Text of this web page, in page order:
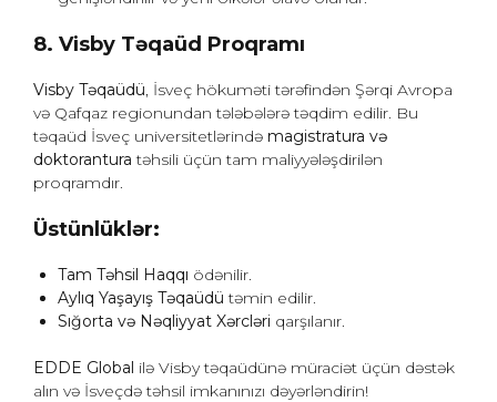
8. Visby Təqaüd Proqramı
Visby Təqaüdü, İsveç hökuməti tərəfindən Şərqi Avropa
və Qafqaz regionundan tələbələrə təqdim edilir. Bu
təqaüd İsveç universitetlərində magistratura və
doktorantura təhsili üçün tam maliyyələşdirilən
proqramdır.
Üstünlüklər:
Tam Təhsil Haqqı ödənilir.
Aylıq Yaşayış Təqaüdü təmin edilir.
Sığorta və Nəqliyyat Xərcləri qarşılanır.
EDDE Global ilə Visby təqaüdünə müraciət üçün dəstək
alın və İsveçdə təhsil imkanınızı dəyərləndirin!